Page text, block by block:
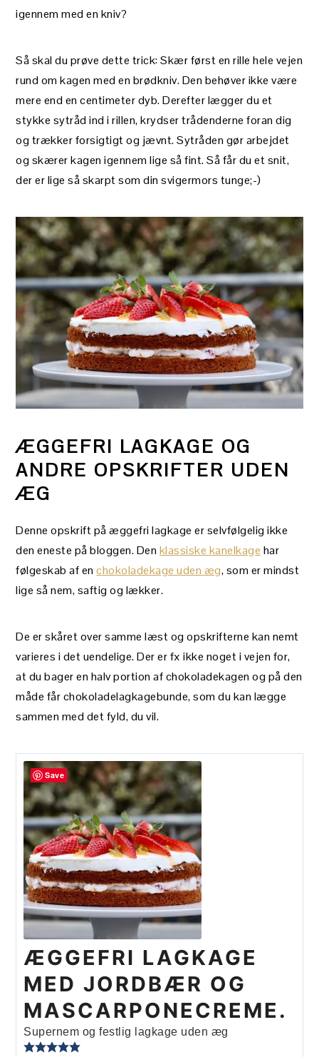
igennem med en kniv?
Så skal du prøve dette trick: Skær først en rille hele vejen
rund om kagen med en brødkniv. Den behøver ikke være
mere end en centimeter dyb. Derefter lægger du et
stykke sytråd ind i rillen, krydser trådenderne foran dig
og trækker forsigtigt og jævnt. Sytråden gør arbejdet
og skærer kagen igennem lige så fint. Så får du et snit,
der er lige så skarpt som din svigermors tunge;-)
ÆGGEFRI LAGKAGE OG
ANDRE OPSKRIFTER UDEN
ÆG
Denne opskrift på æggefri lagkage er selvfølgelig ikke
den eneste på bloggen. Den klassiske kanelkage har
følgeskab af enchokoladekage uden æg, som er mindst
lige så nem, saftig og lækker.
De er skåret over samme læst og opskrifterne kan nemt
varieres i det uendelige. Der er fx ikke noget i vejen for,
at du bager en halv portion af chokoladekagen og på den
måde får chokoladelagkagebunde, som du kan lægge
sammen med det fyld, du vil.
ÆGGEFRI LAGKAGE
MED JORDBÆR OG
MASCARPONECREME.
Supernem og festlig lagkage uden æg
Save